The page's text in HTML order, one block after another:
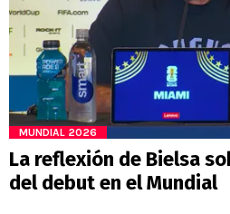
MUNDIAL 2026
La reflexión de Bielsa
del debut en el Mundial